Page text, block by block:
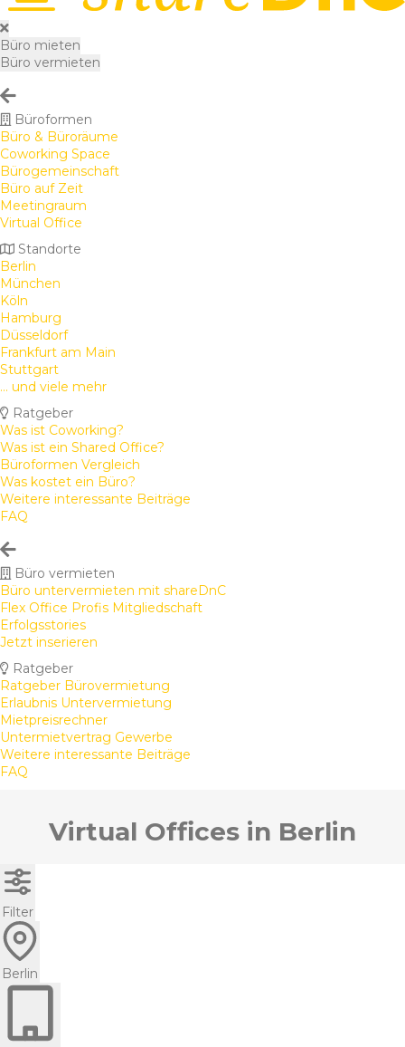
Büro mieten
Büro vermieten
Büroformen
Büro & Büroräume
Coworking Space
Bürogemeinschaft
Büro auf Zeit
Meetingraum
Virtual Office
Standorte
Berlin
München
Köln
Hamburg
Düsseldorf
Frankfurt am Main
Stuttgart
... und viele mehr
Ratgeber
Was ist Coworking?
Was ist ein Shared Office?
Büroformen Vergleich
Was kostet ein Büro?
Weitere interessante Beiträge
FAQ
Büro vermieten
Büro untervermieten mit shareDnC
Flex Office Profis Mitgliedschaft
Erfolgsstories
Jetzt inserieren
Ratgeber
Ratgeber Bürovermietung
Erlaubnis Untervermietung
Mietpreisrechner
Untermietvertrag Gewerbe
Weitere interessante Beiträge
FAQ
Virtual Offices in Berlin
Filter
Berlin